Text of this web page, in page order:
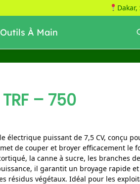
Outils À Main
Recherche
– 750
électrique puissant de 7,5 CV, conçu
de couper et broyer efficacement le
la canne à sucre, les branches de
il garantit un broyage rapide
résidus végétaux. Idéal pour les